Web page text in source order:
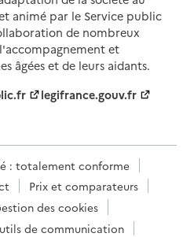
animé par le Service public
de nombreux
et
âgées et de leurs aidants.
legifrance.gouv.fr
: totalement conforme
Prix et comparateurs
des cookies
de communication